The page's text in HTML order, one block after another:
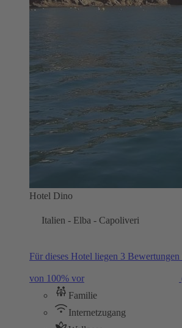
Hotel Dino
Italien - Elba - Capoliveri
Für dieses Hotel liegen 3
von 100% vor
Familie
Internetzugang